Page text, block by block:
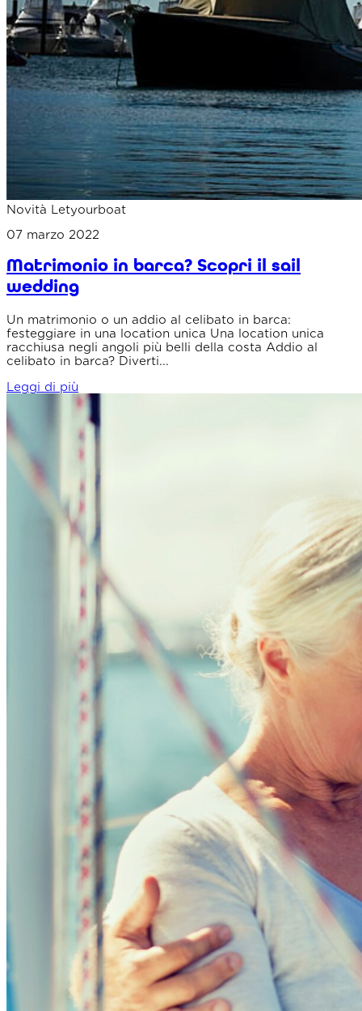
Novità Letyourboat
07 marzo 2022
Matrimonio in barca? Scopri il sail
wedding
Un matrimonio o un addio al celibato in barca:
festeggiare in una location unica Una location unica
racchiusa negli angoli più belli della costa Addio al
celibato in barca? Diverti...
Leggi di più